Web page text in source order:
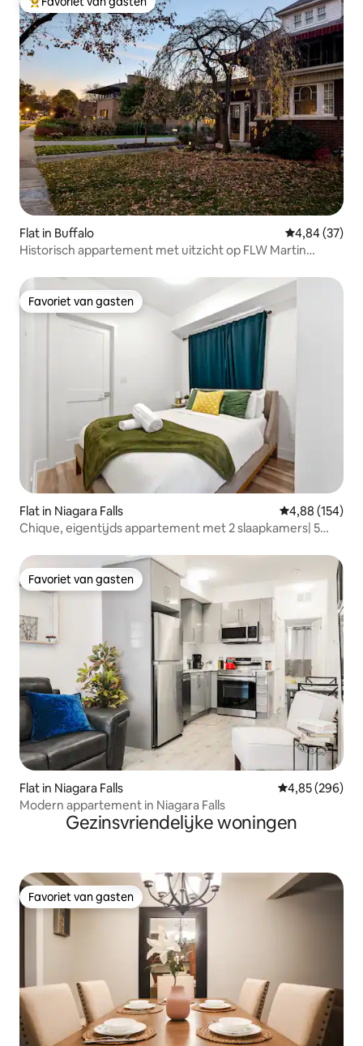
Topfavoriet van gasten
Flat in Buffalo Gemiddelde
4,84 (37)
Historisch appartement met uitzicht op FLW Martin
Favoriet van gasten
Favoriet van gasten
Flat in Niagara Falls Gemiddelde
4,88 (154)
Chique, eigentijds appartement met 2 slaapkamers| 5
Favoriet van gasten
Favoriet van gasten
Flat in Niagara Falls Gemiddelde
4,85 (296)
Modern appartement in Niagara Falls
Gezinsvriendelijke woningen
Favoriet van gasten
Favoriet van gasten